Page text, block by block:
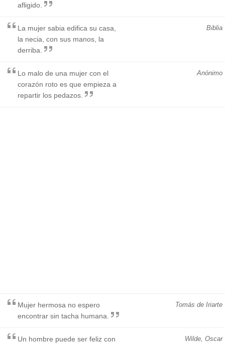
afligido.
Biblia
La mujer sabia edifica su casa,
la necia, con sus manos, la
derriba.
Anónimo
Lo malo de una mujer con el
corazón roto es que empieza a
repartir los pedazos.
Tomás de Iriarte
Mujer hermosa no espero
encontrar sin tacha humana.
Wilde, Oscar
Un hombre puede ser feliz con